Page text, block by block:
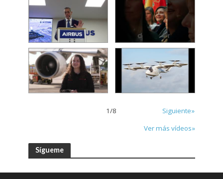
1/8
Siguiente»
Ver más vídeos»
Sígueme